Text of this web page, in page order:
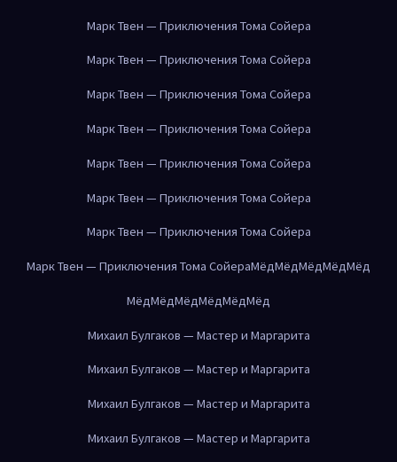
Марк Твен — Приключения Тома Сойера
Марк Твен — Приключения Тома Сойера
Марк Твен — Приключения Тома Сойера
Марк Твен — Приключения Тома Сойера
Марк Твен — Приключения Тома Сойера
Марк Твен — Приключения Тома Сойера
Марк Твен — Приключения Тома Сойера
Марк Твен — Приключения Тома СойераМёдМёдМёдМёдМёд
МёдМёдМёдМёдМёдМёд
Михаил Булгаков — Мастер и Маргарита
Михаил Булгаков — Мастер и Маргарита
Михаил Булгаков — Мастер и Маргарита
Михаил Булгаков — Мастер и Маргарита